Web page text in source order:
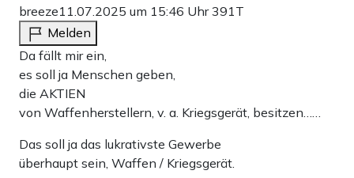
breeze11.07.2025 um 15:46 Uhr391T
Melden
Da fällt mir ein,
es soll ja Menschen geben,
die AKTIEN
von Waffenherstellern, v. a. Kriegsgerät, besitzen……
Das soll ja das lukrativste Gewerbe
überhaupt sein, Waffen / Kriegsgerät.